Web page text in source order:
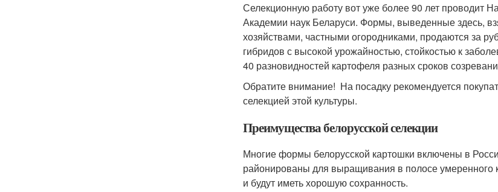
Селекционную работу вот уже более 90 лет проводит
Академии наук Беларуси. Формы, выведенные здесь,
хозяйствами, частными огородниками, продаются за
гибридов с высокой урожайностью, стойкостью к
40 разновидностей картофеля разных сроков
Обратите внимание! На посадку рекомендуется
селекцией этой культуры.
Преимущества белорусской селекции
Многие формы белорусской картошки включены в
районированы для выращивания в полосе
и будут иметь хорошую сохранность.